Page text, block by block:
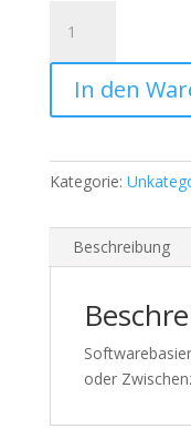
Zeugnisübersetzung
deutsch-
englisch
Menge
In den
Kategorie:
Beschreibung
oder